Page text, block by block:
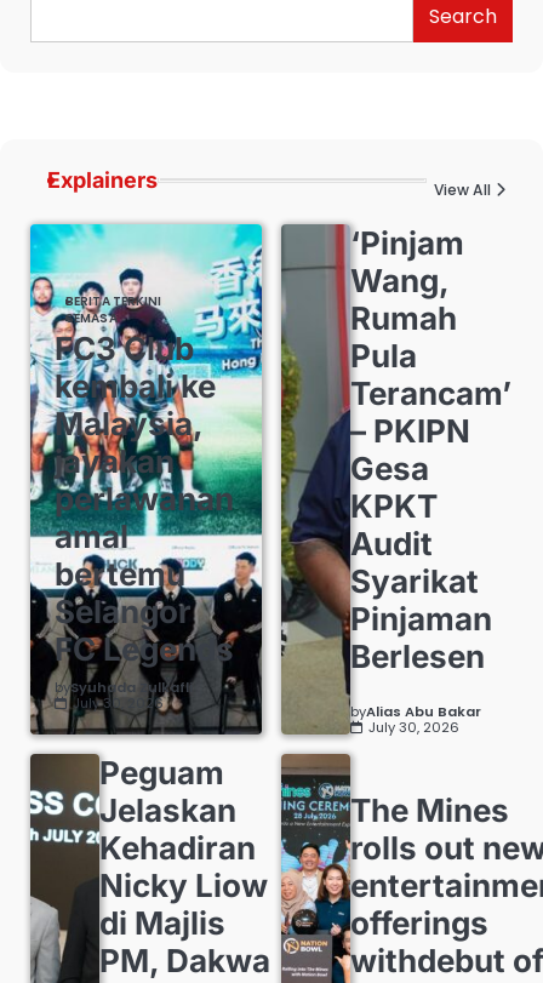
Search
Explainers View All
BERITA TERKINI
SEMASA
FC3 Club
kembali ke
Malaysia,
jayakan
perlawanan
amal
bertemu
Selangor
FC Legends
bySyuhada Zulkafli
July 30, 2026
‘Pinjam
Wang,
Rumah
Pula
Terancam’
– PKIPN
Gesa
KPKT
Audit
Syarikat
Pinjaman
Berlesen
byAlias Abu Bakar
July 30, 2026
Peguam
Jelaskan
Kehadiran
Nicky Liow
di Majlis
PM, Dakwa
The Mines
rolls out
offerings
withdebut